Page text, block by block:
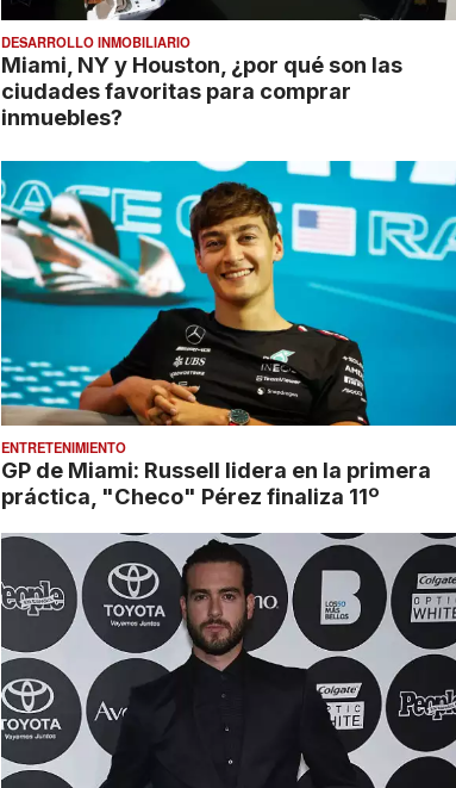
DESARROLLO INMOBILIARIO
Miami, NY y Houston, ¿por qué son las
ciudades favoritas para comprar
inmuebles?
ENTRETENIMIENTO
GP de Miami: Russell lidera en la primera
práctica, "Checo" Pérez finaliza 11º